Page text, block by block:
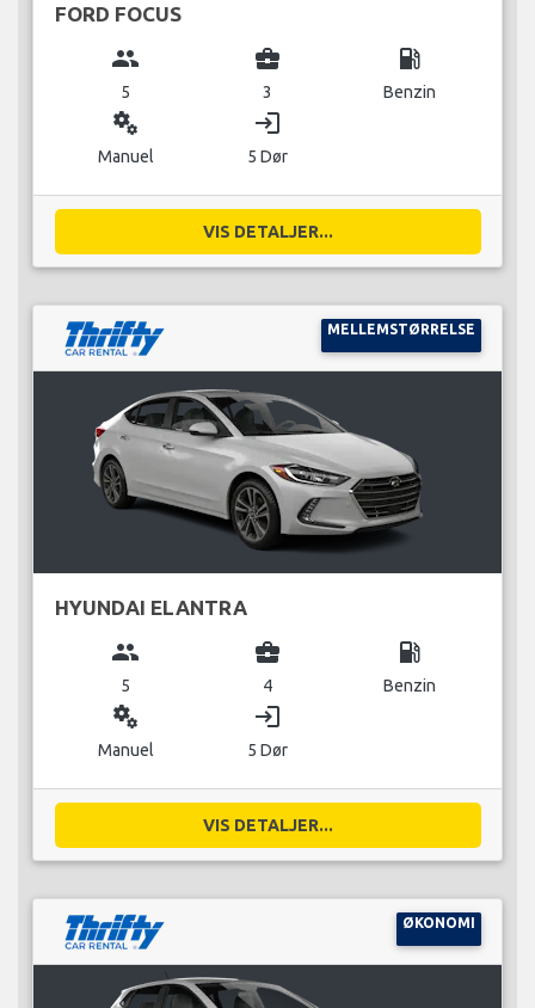
FORD FOCUS
group
5
business_center
3
local_gas_station
Benzin
miscellaneous_services
Manuel
login
5 Dør
VIS DETALJER...
MELLEMSTØRRELSE
HYUNDAI ELANTRA
group
5
business_center
4
local_gas_station
Benzin
miscellaneous_services
Manuel
login
5 Dør
VIS DETALJER...
ØKONOMI